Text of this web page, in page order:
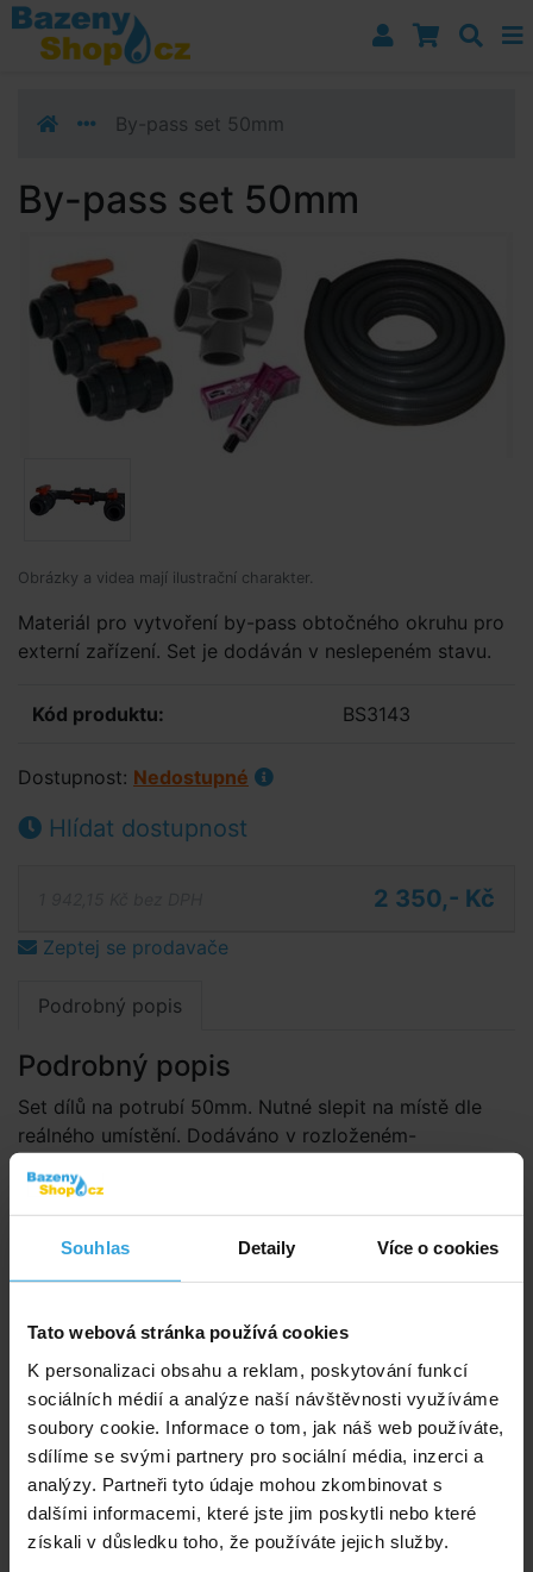
Souhlas Detaily Více o cookies
Tato webová stránka používá cookies
K personalizaci obsahu a reklam, poskytování funkcí
sociálních médií a analýze naší návštěvnosti využíváme
soubory cookie. Informace o tom, jak náš web používáte,
sdílíme se svými partnery pro sociální média, inzerci a
analýzy. Partneři tyto údaje mohou zkombinovat s
dalšími informacemi, které jste jim poskytli nebo které
získali v důsledku toho, že používáte jejich služby.
Přejít k navigaci
Přejít na obsah
Přejít k postrannímu sloupci
By-pass set 50mm
By-pass set 50mm
Obrázky a videa mají ilustrační charakter.
Materiál pro vytvoření by-pass obtočného okruhu pro
externí zařízení. Set je dodáván v neslepeném stavu.
Kód produktu: BS3143
Dostupnost: Nedostupné
Hlídat dostupnost
2 350,- Kč
Zeptej se prodavače
Podrobný popis
Podrobný popis
Set dílů na potrubí 50mm. Nutné slepit na místě dle
reálného umístění. Dodáváno v rozloženém-
zařízení u kterých je nutné regulovat průtok např.
ohřevů, tepelných čerpadel, upravy vody atd.
2ks T – kusů 50mm
Flexi hadice d50mm v délce cca 15m (v jednom
kuse)
Lepidlo 1ks v tubě 125g
Dokumenty ke stažení
Schéma zapojení By-pass set 50mm